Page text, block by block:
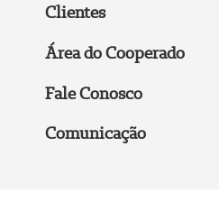
Clientes
Área do Cooperado
Fale Conosco
Comunicação